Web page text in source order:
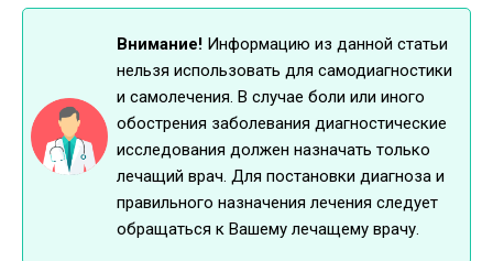
Внимание! Информацию из данной статьи
нельзя использовать для самодиагностики
и самолечения. В случае боли или иного
обострения заболевания диагностические
исследования должен назначать только
лечащий врач. Для постановки диагноза и
правильного назначения лечения следует
обращаться к Вашему лечащему врачу.